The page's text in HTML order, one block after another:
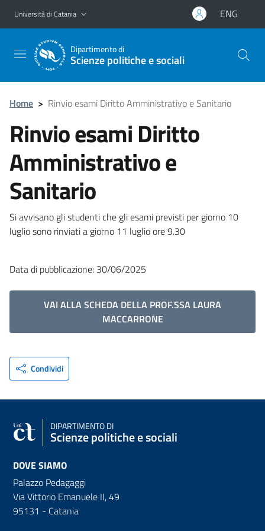
Vai al contenuto principale
Vai al menu di navigazione
Università di Catania ENG
Dipartimento di
Scienze politiche e sociali
Home > Rinvio esami Diritto Amministrativo e Sanitario
Rinvio esami Diritto
Amministrativo e
Sanitario
Si avvisano gli studenti che gli esami previsti per giorno 10
luglio sono rinviati a giorno 11 luglio ore 9.30
Data di pubblicazione: 30/06/2025
VAI ALLA SCHEDA DELLA PROF.SSA LAURA
MACCARRONE
Condividi
DIPARTIMENTO DI
Scienze politiche e sociali
DOVE SIAMO
Palazzo Pedagaggi
Via Vittorio Emanuele II, 49
95131 - Catania